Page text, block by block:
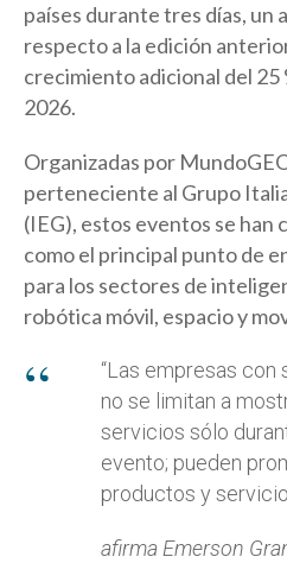
países durante tres días, un
respecto a la edición
crecimiento adicional del 25
2026.
Organizadas por
perteneciente al Grupo
(IEG), estos eventos se han
como el principal punto de
para los sectores de
robótica móvil, espacio y
“Las empresas con
no se limitan a
servicios sólo
evento; pueden
productos y
afirma Emerson